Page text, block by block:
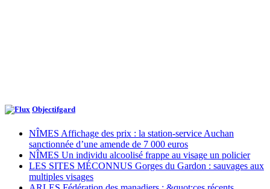
Objectifgard
NÎMES Affichage des prix : la station-service Auchan
sanctionnée d’une amende de 7 000 euros
NÎMES Un individu alcoolisé frappe au visage un policier
LES SITES MÉCONNUS Gorges du Gardon : sauvages aux
multiples visages